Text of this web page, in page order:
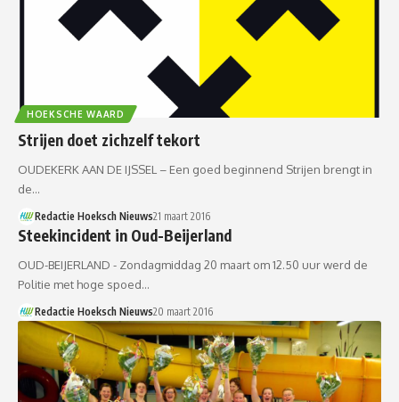
HOEKSCHE WAARD
Strijen doet zichzelf tekort
OUDEKERK AAN DE IJSSEL – Een goed beginnend Strijen brengt in
de…
Redactie Hoeksch Nieuws21 maart 2016
Steekincident in Oud-Beijerland
OUD-BEIJERLAND - Zondagmiddag 20 maart om 12.50 uur werd de
Politie met hoge spoed…
Redactie Hoeksch Nieuws20 maart 2016